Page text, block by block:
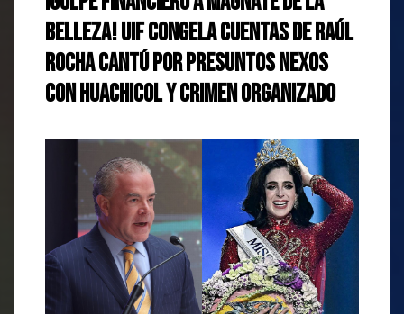
belleza! UIF congela cuentas de Raúl
Rocha Cantú por presuntos nexos
con huachicol y crimen organizado